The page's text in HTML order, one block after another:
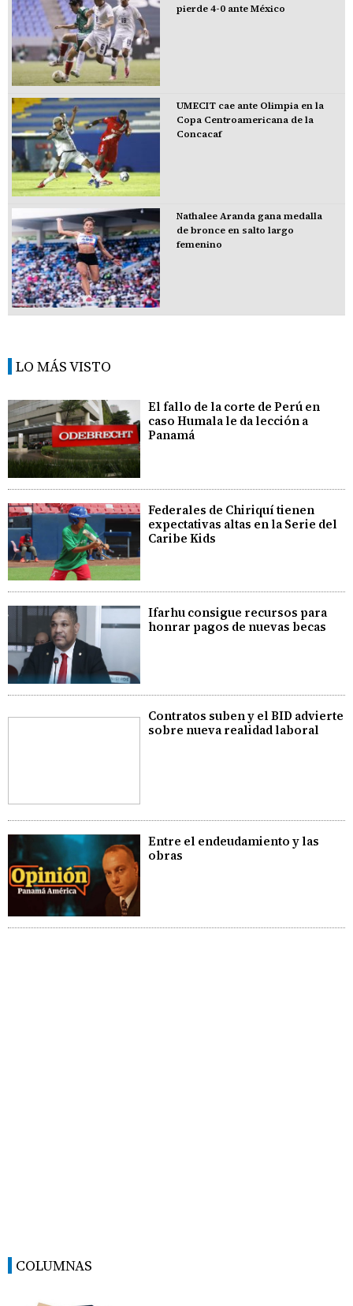
pierde 4-0 ante México
UMECIT cae ante Olimpia en la
Copa Centroamericana de la
Concacaf
Nathalee Aranda gana medalla
de bronce en salto largo
femenino
LO MÁS VISTO
El fallo de la corte de Perú en
caso Humala le da lección a
Panamá
Federales de Chiriquí tienen
expectativas altas en la Serie del
Caribe Kids
Ifarhu consigue recursos para
honrar pagos de nuevas becas
Contratos suben y el BID advierte
sobre nueva realidad laboral
Entre el endeudamiento y las
obras
COLUMNAS